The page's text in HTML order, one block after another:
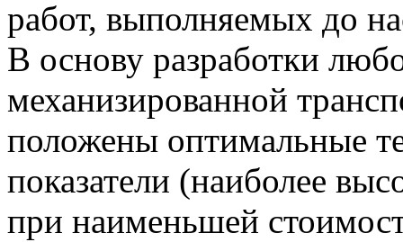
работ, выполняемых до
В основу разработки
механизированной
положены оптимальные
показатели (наиболее
при наименьшей